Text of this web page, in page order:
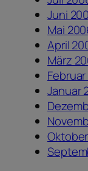
Juni
Mai
April
März
Januar